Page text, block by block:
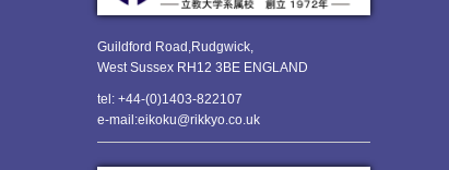
Guildford Road,Rudgwick,
West Sussex RH12 3BE ENGLAND
tel: +44-(0)1403-822107
e-mail:eikoku@rikkyo.co.uk